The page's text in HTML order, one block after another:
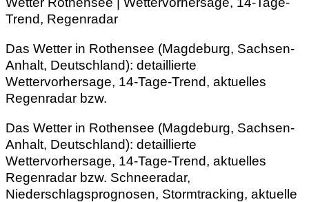
Trend, Regenradar
Das Wetter in Rothensee (Magdeburg, Sachsen-
Anhalt, Deutschland): detaillierte
Wettervorhersage, 14-Tage-Trend, aktuelles
Regenradar bzw.
Das Wetter in Rothensee (Magdeburg, Sachsen-
Anhalt, Deutschland): detaillierte
Wettervorhersage, 14-Tage-Trend, aktuelles
Regenradar bzw. Schneeradar,
Niederschlagsprognosen, Stormtracking, aktuelle